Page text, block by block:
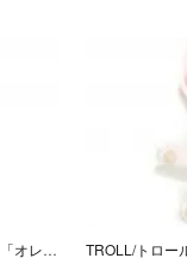
TROLL/トロール人形・RUSS/ラス 「オレンジ/Ｍ・L/イースターダック・ぬいぐるみ・座り」